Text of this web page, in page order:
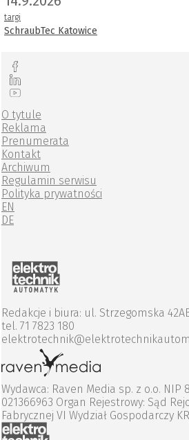
targi
SchraubTec Katowice
O tytule
Reklama
Prenumerata
Kontakt
Archiwum
Regulamin serwisu
Polityka prywatności
EN
DE
Redakcje i biura: ul. Strzegomska
tel. 71 7823 180
Wydawca: Raven Media sp. z o.o. NIP
021366963 Organ Rejestrowy: Sąd
Fabrycznej VI Wydział Gospodarczy